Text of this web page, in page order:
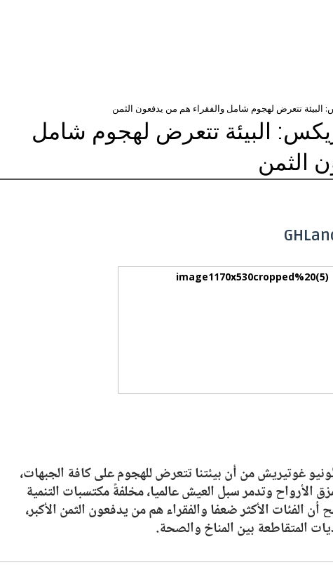
تتعرض لهجوم شامل والفقراء هم من يدفعون الثمن
البيئة تتعرض لهجوم شامل
الثمن
غوتيريش من أن بيئتنا تتعرض للهجوم على كافة الجبهات،
الأرواح وتدمر سبل العيش عالميا، مخلفةً مكتسبات التنمية
الفئات الأكثر ضعفا والفقراء هم من يدفعون الثمن الأكبر،
المتقاطعة بين المناخ والصحة.